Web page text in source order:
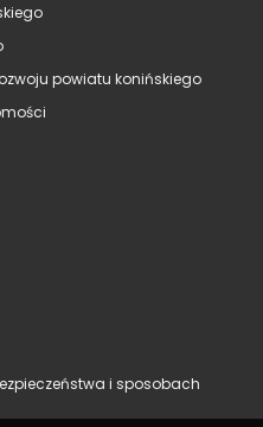
powiatu konińskiego
i sposobach